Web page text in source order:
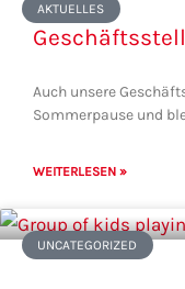
AKTUELLES
Auch unsere
Sommerpause und
WEITERLESEN »
UNCATEGORIZED